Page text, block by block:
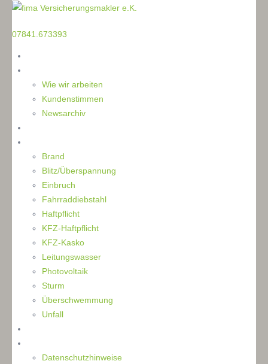
07841.673393
Wie wir arbeiten
Kundenstimmen
Newsarchiv
Brand
Blitz/Überspannung
Einbruch
Fahrraddiebstahl
Haftpflicht
KFZ-Haftpflicht
KFZ-Kasko
Leitungswasser
Photovoltaik
Sturm
Überschwemmung
Unfall
Datenschutzhinweise